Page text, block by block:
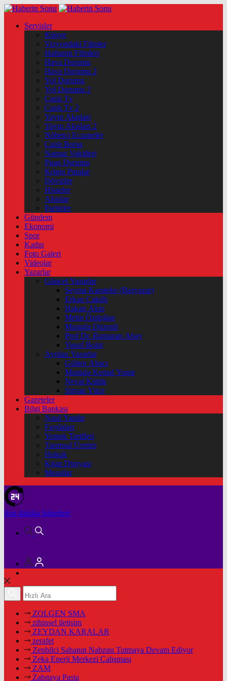
Servisler
Künye
Vizyondaki Filmler
Haftanin Filmleri
Hava Durumu
Hava Durumu 2
Yol Durumu
Yol Durumu 2
Canlı Tv
Canlı Tv 2
Yayın Akışları
Yayın Akışları 2
Nöbetçi Eczaneler
Canlı Borsa
Namaz Vakitleri
Puan Durumu
Kripto Paralar
Dövizler
Hisseler
Altınlar
Pariteler
Gündem
Ekonomi
Spor
Kadın
Foto Galeri
Videolar
Yazarlar
Güncel Yazarlar
Şeyma Karateke (Başyazar)
Erkan Çakıllı
Hakan Akın
Metin Özdoğan
Mustafa Düzenli
Prof Dr. Ramazan Abay
Yusuf Bolat
Ayrılan Yazarlar
Gülten Abacı
Mustafa Kemal Yonat
Neval Kütük
Şirvan Yüce
Gazeteler
Bilgi Bankası
Nasıl Yapılır
Faydaları
Yemek Tarifleri
Tarımsal Üretim
Hukuk
Kitap Dünyası
Mesajlar
Son dakika haberleri
ZOLGEN SMA
zihinsel iletişim
ZEYDAN KARALAR
zerafet
Zenbilci Sahanın Nabzını Tutmaya Devam Ediyor
Zeka Enerji Merkezi Çalışması
ZAM
Zabıtaya Pasta